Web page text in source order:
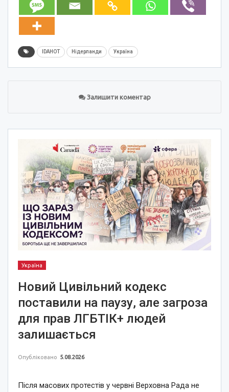
IDAHOT Нідерланди Україна
Залишити коментар
Україна
Новий Цивільний кодекс
поставили на паузу, але загроза
для прав ЛГБТІК+ людей
залишається
Опубліковано 5.08.2026
Після масових протестів у червні Верховна Рада не